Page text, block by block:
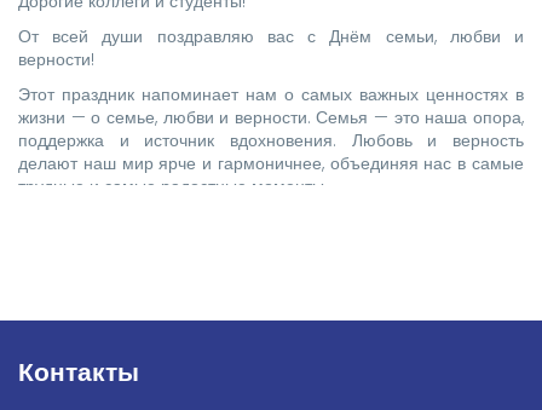
От всей души поздравляю вас с Днём семьи, любви и
верности!
Этот праздник напоминает нам о самых важных ценностях в
жизни — о семье, любви и верности. Семья — это наша опора,
поддержка и источник вдохновения. Любовь и верность
делают наш мир ярче и гармоничнее, объединяя нас в самые
трудные и самые радостные моменты.
Контакты